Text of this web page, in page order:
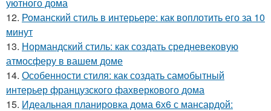
12. Романский стиль в интерьере: как воплотить его за 10
минут
13. Нормандский стиль: как создать средневековую
атмосферу в вашем доме
14. Особенности стиля: как создать самобытный
интерьер французского фахверкового дома
15. Идеальная планировка дома 6х6 с мансардой: